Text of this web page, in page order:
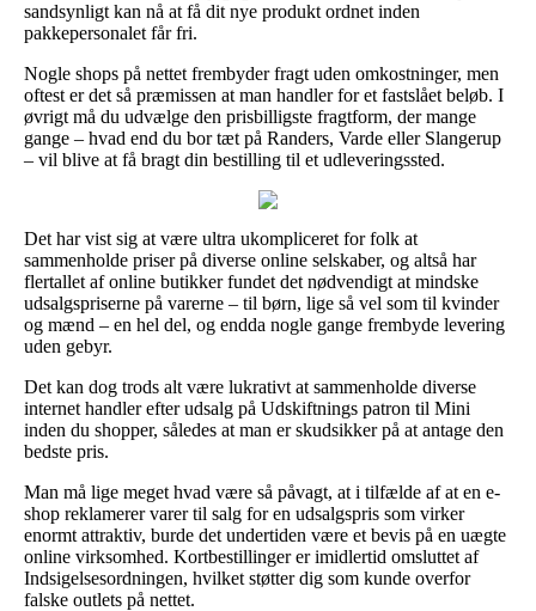
sandsynligt kan nå at få dit nye produkt ordnet inden
pakkepersonalet får fri.
Nogle shops på nettet frembyder fragt uden omkostninger, men
oftest er det så præmissen at man handler for et fastslået beløb. I
øvrigt må du udvælge den prisbilligste fragtform, der mange
gange – hvad end du bor tæt på Randers, Varde eller Slangerup
– vil blive at få bragt din bestilling til et udleveringssted.
Det har vist sig at være ultra ukompliceret for folk at
sammenholde priser på diverse online selskaber, og altså har
flertallet af online butikker fundet det nødvendigt at mindske
udsalgspriserne på varerne – til børn, lige så vel som til kvinder
og mænd – en hel del, og endda nogle gange frembyde levering
uden gebyr.
Det kan dog trods alt være lukrativt at sammenholde diverse
internet handler efter udsalg på Udskiftnings patron til Mini
inden du shopper, således at man er skudsikker på at antage den
bedste pris.
Man må lige meget hvad være så påvagt, at i tilfælde af at en e-
shop reklamerer varer til salg for en udsalgspris som virker
enormt attraktiv, burde det undertiden være et bevis på en uægte
online virksomhed. Kortbestillinger er imidlertid omsluttet af
Indsigelsesordningen, hvilket støtter dig som kunde overfor
falske outlets på nettet.